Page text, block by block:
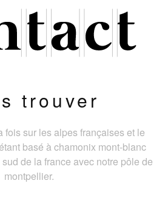
trouver
fois sur les alpes françaises et le
basé à chamonix mont-blanc
de la france avec notre pôle de
montpellier.